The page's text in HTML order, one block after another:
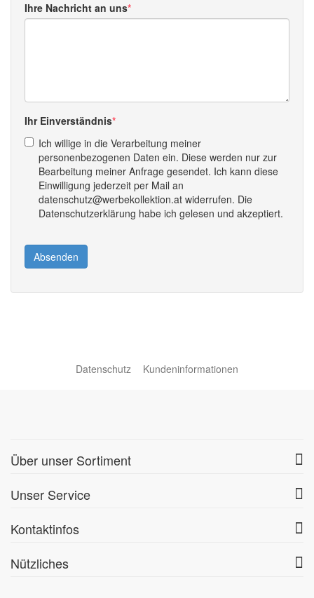
Ihre Nachricht an uns
Ihr Einverständnis
Ich willige in die Verarbeitung meiner
personenbezogenen Daten ein. Diese werden nur zur
Bearbeitung meiner Anfrage gesendet. Ich kann diese
Einwilligung jederzeit per Mail an
datenschutz@werbekollektion.at widerrufen. Die
Datenschutzerklärung habe ich gelesen und akzeptiert.
Absenden
Datenschutz Kundeninformationen
Über unser Sortiment
Unser Service
Kontaktinfos
Nützliches